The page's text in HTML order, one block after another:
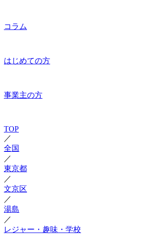
コラム
はじめての方
事業主の方
TOP
／
全国
／
東京都
／
文京区
／
湯島
／
レジャー・趣味・学校